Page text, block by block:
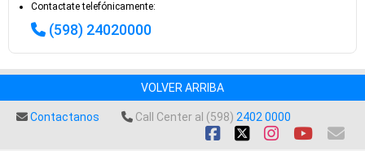
Contactate telefónicamente:
(598) 24020000
VOLVER ARRIBA
Contactanos Call Center al (598) 2402 0000